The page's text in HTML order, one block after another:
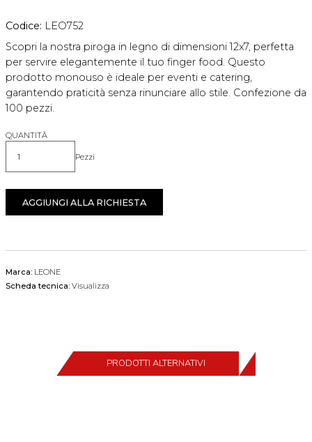
Codice: LEO752
Scopri la nostra piroga in legno di dimensioni 12x7, perfetta
per servire elegantemente il tuo finger food. Questo
prodotto monouso è ideale per eventi e catering,
garantendo praticità senza rinunciare allo stile. Confezione da
100 pezzi.
QUANTITÀ
Quantità Pezzi
AGGIUNGI ALLA RICHIESTA
Marca: LEONE
Scheda tecnica: Visualizza
PRODOTTI ALTERNATIVI